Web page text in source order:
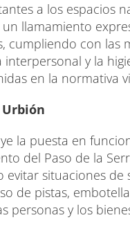
a los espacios
llamamiento
cumpliendo con las
y la
en la normativa
Urbión
la puesta en
del Paso de la
situaciones
de pistas,
personas y los